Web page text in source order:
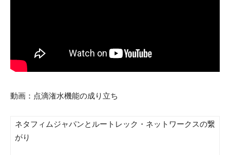
動画：点滴潅水機能の成り立ち
ネタフィムジャパンとルートレック・ネットワークスの繋
がり